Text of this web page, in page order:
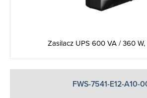
Zasilacz UPS 600 VA / 360 W,
FWS-7541-E12-A10-